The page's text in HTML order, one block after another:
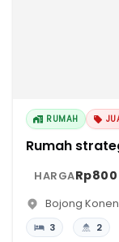
RUMAH
Rumah
HARGA
Bojong
3 2